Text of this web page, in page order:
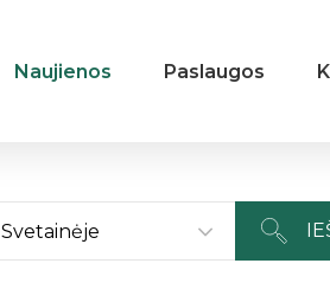
Naujienos Paslaugos
Svetainėje